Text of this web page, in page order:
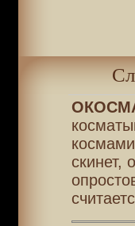
скинет,